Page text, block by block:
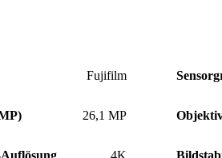
Fujifilm
26,1 MP
4K